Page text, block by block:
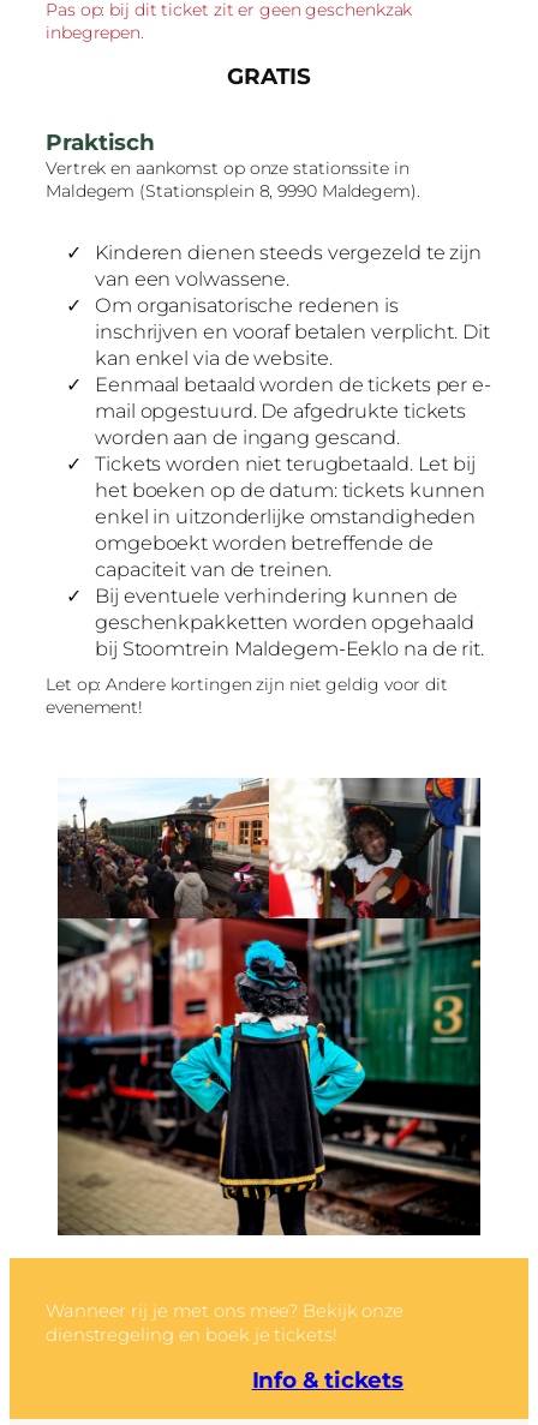
Pas op: bij dit ticket zit er geen geschenkzak
inbegrepen.
GRATIS
Praktisch
Vertrek en aankomst op onze stationssite in
Maldegem (Stationsplein 8, 9990 Maldegem).
Kinderen dienen steeds vergezeld te zijn
van een volwassene.
Om organisatorische redenen is
inschrijven en vooraf betalen verplicht. Dit
kan enkel via de website.
Eenmaal betaald worden de tickets per e-
mail opgestuurd. De afgedrukte tickets
worden aan de ingang gescand.
Tickets worden niet terugbetaald. Let bij
het boeken op de datum: tickets kunnen
enkel in uitzonderlijke omstandigheden
omgeboekt worden betreffende de
capaciteit van de treinen.
Bij eventuele verhindering kunnen de
geschenkpakketten worden opgehaald
bij Stoomtrein Maldegem-Eeklo na de rit.
Let op: Andere kortingen zijn niet geldig voor dit
evenement!
Wanneer rij je met ons mee? Bekijk onze
dienstregeling en boek je tickets!
Info & tickets